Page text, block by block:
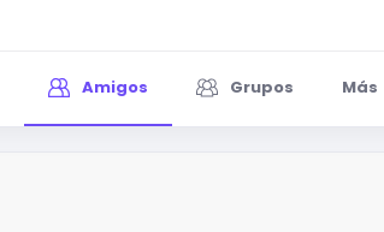
Amigos Grupos Más